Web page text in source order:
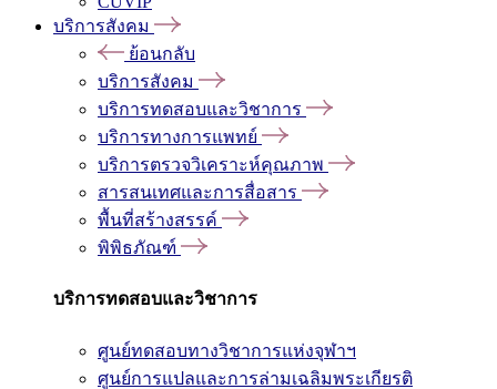
บริการสังคม
ย้อนกลับ
บริการสังคม
บริการทดสอบและวิชาการ
บริการทางการแพทย์
บริการตรวจวิเคราะห์คุณภาพ
สารสนเทศและการสื่อสาร
พื้นที่สร้างสรรค์
พิพิธภัณฑ์
บริการทดสอบและวิชาการ
ศูนย์ทดสอบทางวิชาการแห่งจุฬาฯ
ศูนย์การแปลและการล่ามเฉลิมพระเกียรติ